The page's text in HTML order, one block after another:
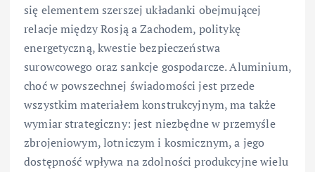
się elementem szerszej układanki obejmującej
relacje między Rosją a Zachodem, politykę
energetyczną, kwestie bezpieczeństwa
surowcowego oraz sankcje gospodarcze. Aluminium,
choć w powszechnej świadomości jest przede
wszystkim materiałem konstrukcyjnym, ma także
wymiar strategiczny: jest niezbędne w przemyśle
zbrojeniowym, lotniczym i kosmicznym, a jego
dostępność wpływa na zdolności produkcyjne wielu